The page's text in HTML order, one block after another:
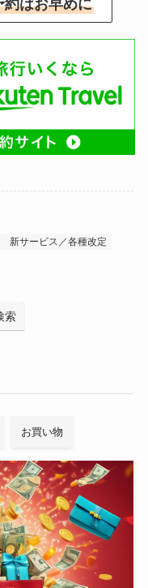
約はお早めに
新サービス／各種改定
索
お買い物